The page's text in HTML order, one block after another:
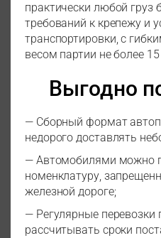
практически любой груз
требований к крепежу и
транспортировки, с
весом партии не более
Выгодно
— Сборный формат
недорого доставлять
— Автомобилями можно
номенклатуру,
железной дороге;
— Регулярные перевозки
рассчитывать сроки